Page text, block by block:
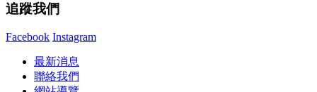
追蹤我們
Facebook Instagram
最新消息
聯絡我們